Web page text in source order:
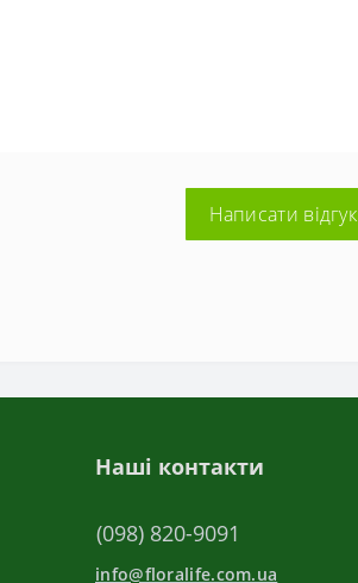
Написати відгук
Наші контакти
(098) 820-9091
info@floralife.com.ua